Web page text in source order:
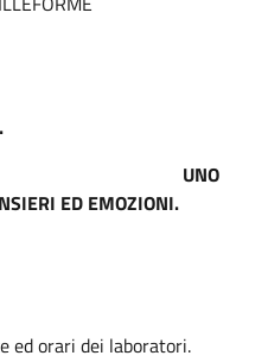
ED EMOZIONI.
ed orari dei laboratori.